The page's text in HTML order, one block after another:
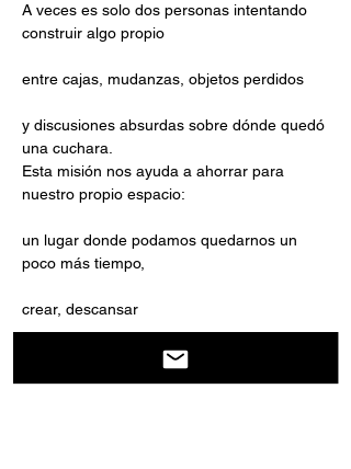
A veces es solo dos personas intentando
construir algo propio
entre cajas, mudanzas, objetos perdidos
y discusiones absurdas sobre dónde quedó
una cuchara.
Esta misión nos ayuda a ahorrar para
nuestro propio espacio:
un lugar donde podamos quedarnos un
poco más tiempo,
crear, descansar